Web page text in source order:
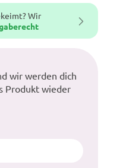
Wir
wir werden dich
Produkt wieder